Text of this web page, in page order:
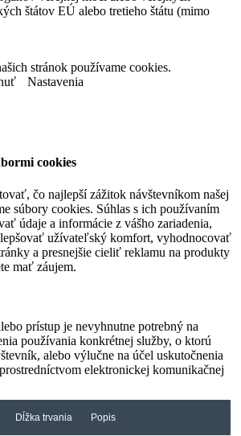
štátov EÚ alebo tretieho štátu (mimo
stránok používame cookies.
Nastavenia
cookies
čo najlepší zážitok návštevníkom našej
súbory cookies. Súhlas s ich používaním
údaje a informácie z vášho zariadenia,
užívateľský komfort, vyhodnocovať
a presnejšie cieliť reklamu na produkty
mať záujem.
prístup je nevyhnutne potrebný na
používania konkrétnej služby, o ktorú
alebo výlučne na účel uskutočnenia
elektronickej komunikačnej
Dĺžka trvania Popis